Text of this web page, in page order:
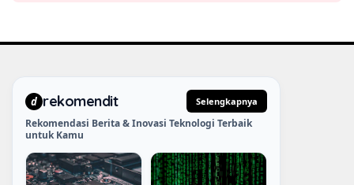
d rekomendit Selengkapnya
Rekomendasi Berita & Inovasi Teknologi Terbaik
untuk Kamu